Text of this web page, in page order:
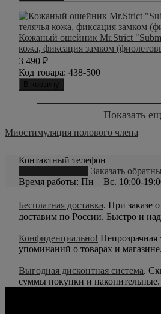
Кожаный ошейник Mr.Strict
кожа, фиксация замком
3 490 ₽
Код товара: 438-500
В корзину
Показать
Миостимуляция полового члена
Контактный телефон
Заказать
Время работы: Пн—Вс. 10:00-
Бесплатная доставка. При заказе
доставим по России. Быстро и
Конфиденциально!
упоминаний о товарах и магазине.
Выгодная дисконтная система.
суммы покупки и накопительные.